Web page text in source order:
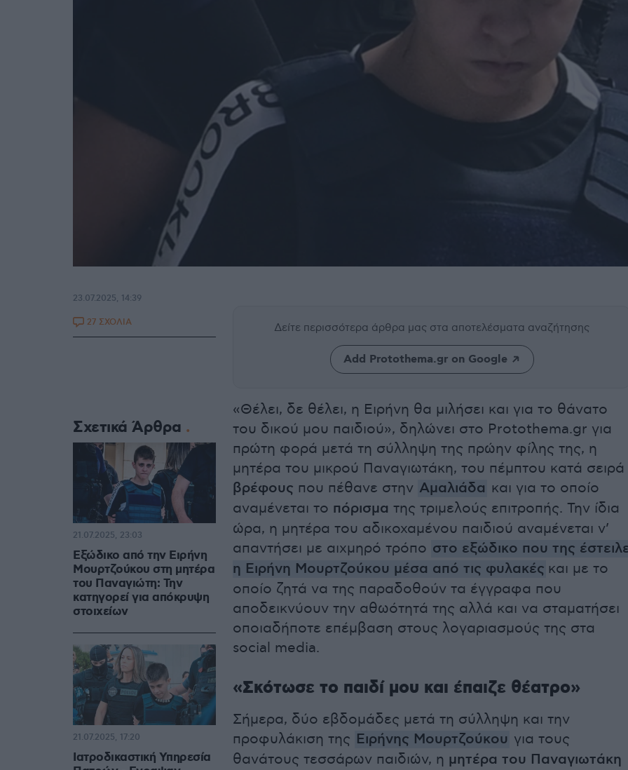
Δείτε περισσότερα άρθρα μας στα αποτελέσματα αναζήτησης
Add Protothema.gr on Google
«Θέλει, δε θέλει, η Ειρήνη θα μιλήσει και για το θάνατο
του δικού μου παιδιού», δηλώνει στο Protothema.gr για
πρώτη φορά μετά τη σύλληψη της πρώην φίλης της, η
μητέρα του μικρού Παναγιωτάκη, του πέμπτου κατά σειρά
βρέφους που πέθανε στην Αμαλιάδα και για το οποίο
αναμένεται το πόρισμα της τριμελούς επιτροπής. Την ίδια
ώρα, η μητέρα του αδικοχαμένου παιδιού αναμένεται ν’
απαντήσει με αιχμηρό τρόπο στο εξώδικο που της
η Ειρήνη Μουρτζούκου μέσα από τις φυλακές και με το
οποίο ζητά να της παραδοθούν τα έγγραφα που
αποδεικνύουν την αθωότητά της αλλά και να σταματήσει
οποιαδήποτε επέμβαση στους λογαριασμούς της στα
social media.
«Σκότωσε το παιδί μου και έπαιζε θέατρο»
Σήμερα, δύο εβδομάδες μετά τη σύλληψη και την
προφυλάκιση της Ειρήνης Μουρτζούκου για τους
θανάτους τεσσάρων παιδιών, η μητέρα του Παναγιωτάκη
23.07.2025, 14:39
27 ΣΧΟΛΙΑ
Σχετικά Άρθρα
Εξώδικο από την Ειρήνη
Μουρτζούκου στη μητέρα
του Παναγιώτη: Την
κατηγορεί για απόκρυψη
στοιχείων
21.07.2025, 23:03
Iατροδικαστική Υπηρεσία
21.07.2025, 17:20